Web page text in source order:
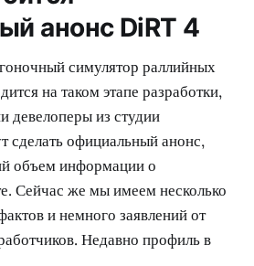
анонс DiRT 4
симулятор раллийных
на таком этапе разработки,
девелоперы из студии
официальный анонс,
объем информации о
Сейчас же мы имеем несколько
и немного заявлений от
Недавно профиль в